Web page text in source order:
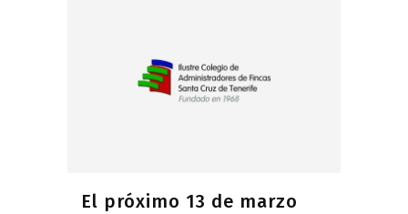
El próximo 13 de marzo